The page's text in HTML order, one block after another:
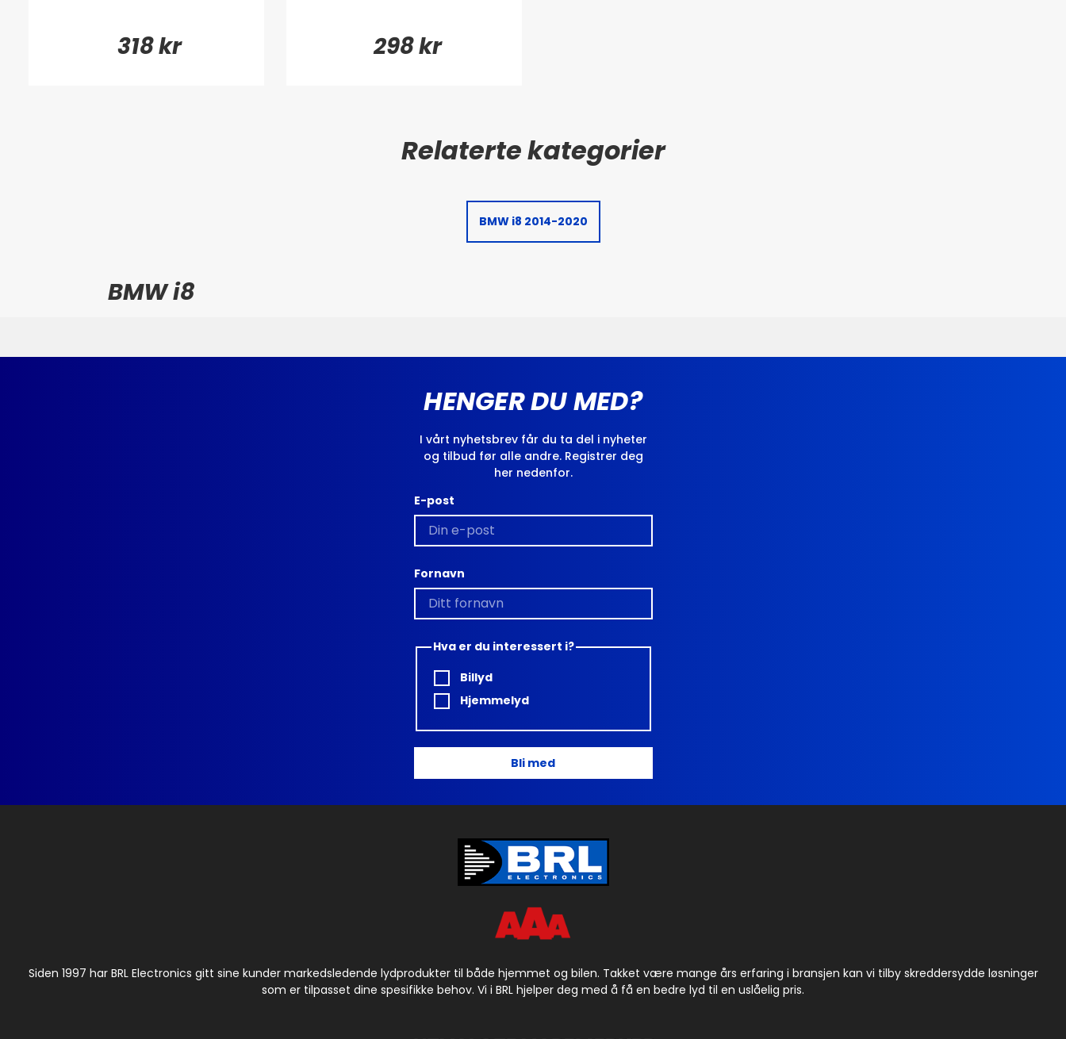
318 kr 298 kr
BMW i8 2014-2020
BMW i8
HENGER DU MED?
I vårt nyhetsbrev får du ta del i nyheter
og tilbud før alle andre. Registrer deg
her nedenfor.
E-post
Fornavn
Hva er du interessert i?
Billyd
Hjemmelyd
Bli med
Siden 1997 har BRL Electronics gitt sine kunder markedsledende lydprodukter til både hjemmet og bilen. Takket være mange års erfaring i bransjen kan vi tilby skreddersydde løsninger
som er tilpasset dine spesifikke behov. Vi i BRL hjelper deg med å få en bedre lyd til en uslåelig pris.